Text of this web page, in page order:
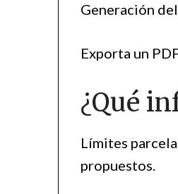
Generación
Exporta un
¿Qué
Límites
propuestos.